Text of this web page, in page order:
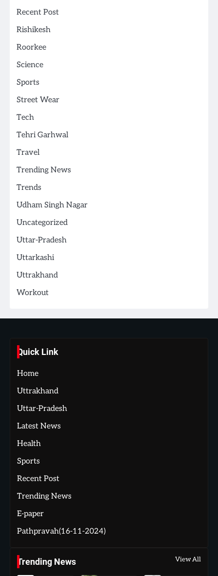
Recent Post
Rishikesh
Roorkee
Science
Sports
Street Wear
Tech
Tehri Garhwal
Travel
Trending News
Trends
Udham Singh Nagar
Uncategorized
Uttar-Pradesh
Uttarkashi
Uttrakhand
Workout
Quick Link
Home
Uttrakhand
Uttar-Pradesh
Latest News
Health
Sports
Recent Post
Trending News
E-paper
Pathpravah(16-11-2024)
Trending News View All